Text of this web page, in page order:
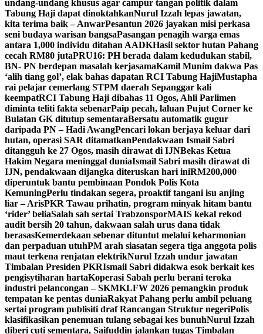
undang-undang khusus agar campur tangan politik dalam
Tabung Haji dapat dinoktahkanNurul Izzah lepas jawatan,
kita terima baik – AnwarPesantun 2026 jayakan misi perkasa
seni budaya warisan bangsaPasangan penagih warga emas
antara 1,000 individu ditahan AADKHasil sektor hutan Pahang
cecah RM80 jutaPRU16: PH berada dalam kedudukan stabil,
BN- PN berdepan masalah kerjasamaKamil Munim dakwa Pas
‘alih tiang gol’, elak bahas dapatan RCI Tabung HajiMustapha
rai pelajar cemerlang STPM daerah Sepanggar kali
keempatRCI Tabung Haji dibahas 11 Ogos, Ahli Parlimen
diminta teliti fakta sebenarPaip pecah, laluan Pujut Corner ke
Bulatan GK ditutup sementaraBersatu automatik gugur
daripada PN – Hadi AwangPencari lokan berjaya keluar dari
hutan, operasi SAR ditamatkanPendakwaan Ismail Sabri
ditangguh ke 27 Ogos, masih dirawat di IJNBekas Ketua
Hakim Negara meninggal duniaIsmail Sabri masih dirawat di
IJN, pendakwaan dijangka diteruskan hari iniRM200,000
diperuntuk bantu pembinaan Pondok Polis Kota
KemuningPerlu tindakan segera, proaktif tangani isu anjing
liar – ArisPKR Tawau prihatin, program minyak hitam bantu
‘rider’ beliaSalah sah sertai TrabzonsporMAIS kekal rekod
audit bersih 20 tahun, dakwaan salah urus dana tidak
berasasKemerdekaan sebenar dituntut melalui keharmonian
dan perpaduan utuhPM arah siasatan segera tiga anggota polis
maut terkena renjatan elektrikNurul Izzah undur jawatan
Timbalan Presiden PKRIsmail Sabri didakwa esok berkait kes
pengisytiharan hartaKoperasi Sabah perlu berani teroka
industri pelancongan – SKMKLFW 2026 pemangkin produk
tempatan ke pentas duniaRakyat Pahang perlu ambil peluang
sertai program publisiti draf Rancangan Struktur negeriPolis
klasifikasikan penemuan tulang sebagai kes bunuhNurul Izzah
diberi cuti sementara, Saifuddin jalankan tugas Timbalan